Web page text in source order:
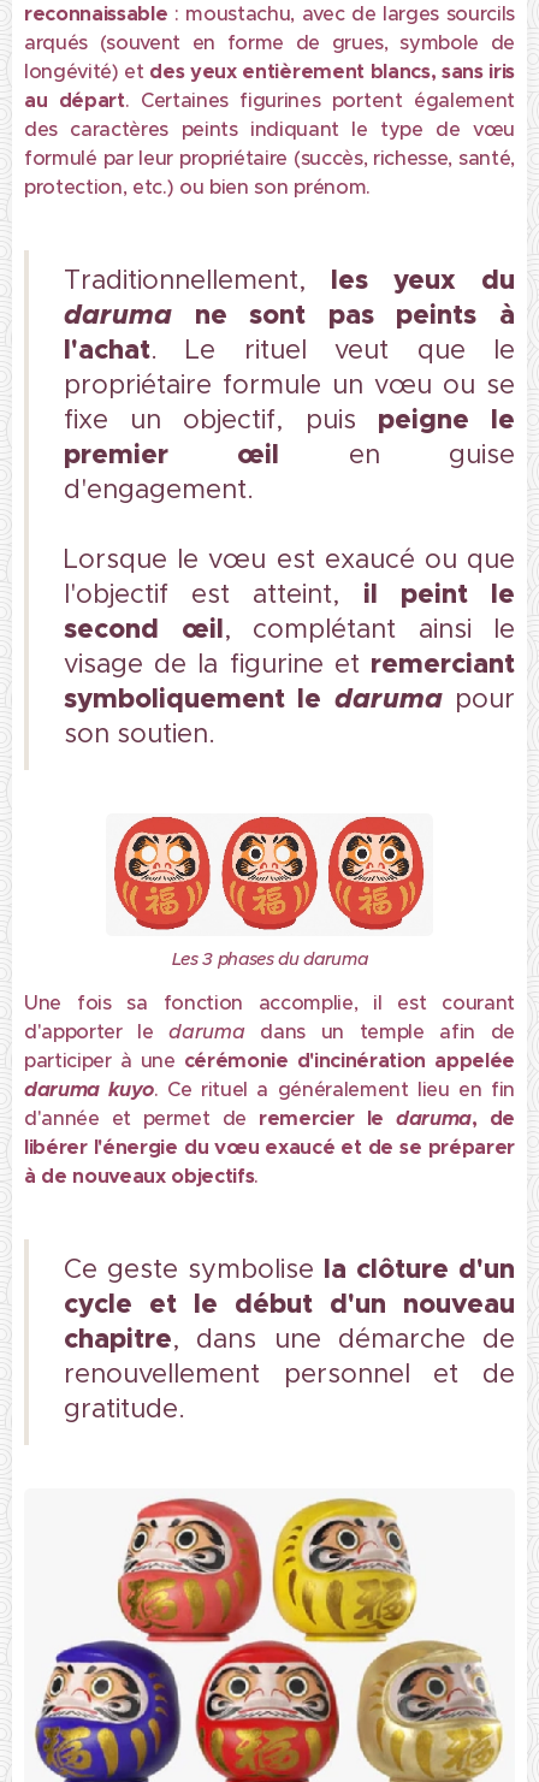
reconnaissable : moustachu, avec de larges sourcils
arqués (souvent en forme de grues, symbole de
longévité) et des yeux entièrement blancs, sans iris
au départ. Certaines figurines portent également
des caractères peints indiquant le type de vœu
formulé par leur propriétaire (succès, richesse, santé,
protection, etc.) ou bien son prénom.
Traditionnellement, les yeux du
daruma ne sont
pas peints à
l'achat. Le rituel veut que le
propriétaire formule un vœu ou se
fixe un objectif, puis peigne le
premier œil en guise
d'engagement.
Lorsque le vœu est exaucé ou que
l'objectif est atteint, il peint le
second œil, complétant ainsi le
visage de la figurine et remerciant
symboliquement le darumapour
son soutien.
Les 3 phases du daruma
Une fois sa fonction accomplie, il est courant
d'apporter ledarumadans un temple afin de
participer à une cérémonie d'incinération appelée
daruma kuyo. Ce rituel a généralement lieu en fin
d'année et permet de remercier ledaruma, de
libérer l'énergie du vœu exaucé et de se préparer
à de nouveaux objectifs.
Ce geste symbolise la clôture d'un
cycle et le début d'un nouveau
chapitre, dans une démarche de
renouvellement personnel et de
gratitude.